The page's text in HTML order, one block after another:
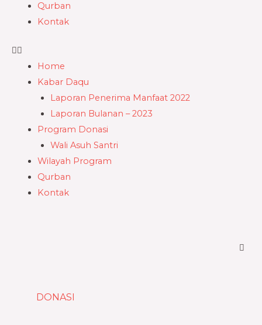
Qurban
Kontak
Home
Kabar Daqu
Laporan Penerima Manfaat 2022
Laporan Bulanan – 2023
Program Donasi
Wali Asuh Santri
Wilayah Program
Qurban
Kontak
DONASI